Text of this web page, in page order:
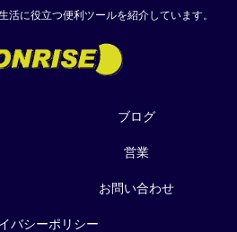
活に役立つ便利ツールを紹介しています。
ブログ
営業
お問い合わせ
バシーポリシー